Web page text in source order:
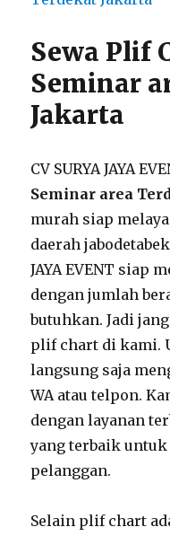
Sewa Plif
Seminar
Jakarta
CV SURYA JAYA
Seminar area
murah siap
daerah
JAYA EVENT siap
dengan jumlah
butuhkan. Jadi
plif chart di kami.
langsung saja
WA atau telpon.
dengan layanan
yang terbaik
pelanggan.
Selain plif chart